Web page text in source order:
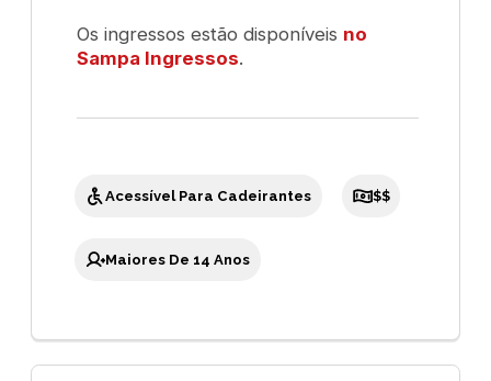
Os ingressos estão disponíveis no
Sampa Ingressos.
Acessível Para Cadeirantes $$
Maiores De 14 Anos